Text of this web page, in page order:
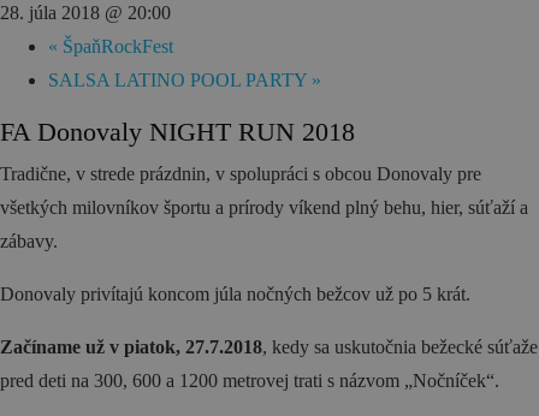
Zážitky
Relax a wellness
Šport a aktívny oddych
Zážitky na Strednom Slovensku
28. júla 2018 @ 20:00
« ŠpaňRockFest
SALSA LATINO POOL PARTY »
FA Donovaly NIGHT RUN 2018
Tradične, v strede prázdnin, v spolupráci s obcou Donovaly pre
všetkých milovníkov športu a prírody víkend plný behu, hier, súťaží a
zábavy.
Donovaly privítajú koncom júla nočných bežcov už po 5 krát.
Začíname už v piatok, 27.7.2018, kedy sa uskutočnia bežecké súťaže
pred deti na 300, 600 a 1200 metrovej trati s názvom „Nočníček“.